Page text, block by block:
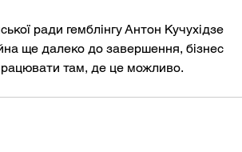
ради гемблінгу Антон Кучухідзе
ще далеко до завершення, бізнес
там, де це можливо.